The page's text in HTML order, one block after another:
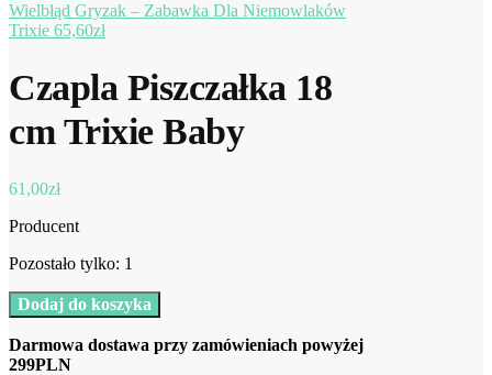
Wielbłąd Gryzak – Zabawka Dla Niemowlaków
Trixie 65,60zł
Czapla Piszczałka 18
cm Trixie Baby
61,00zł
Producent
Pozostało tylko: 1
ilość
Czapla
Piszczałka
18
Dodaj do koszyka
Darmowa dostawa przy zamówieniach powyżej
299PLN